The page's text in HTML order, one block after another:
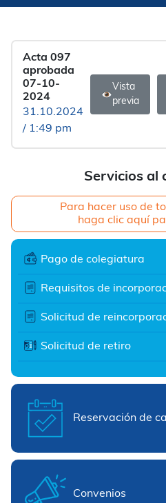
Servicios al
Para hacer uso de
haga clic aquí
Pago de colegiatura
Requisitos de
Solicitud de
Solicitud de retiro
Reservación de
Convenios
Acta 097
aprobada
07-10-
2024
31.10.2024
/ 1:49 pm
Vista
previa